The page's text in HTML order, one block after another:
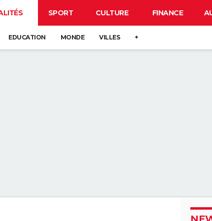
SPORT CULTURE FINANCE
EDUCATION MONDE VILLES +